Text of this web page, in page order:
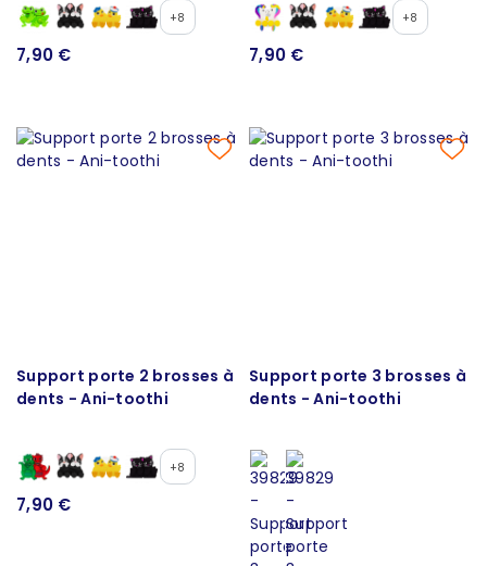
+8
7,90 €
+8
7,90 €
Support porte 2 brosses à
dents - Ani-toothi
+8
7,90 €
Support porte 3 brosses à
dents - Ani-toothi